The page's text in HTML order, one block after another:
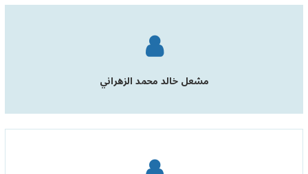
مشعل خالد محمد الزهراني